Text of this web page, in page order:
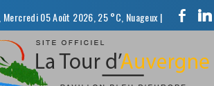
Mercredi 05 Août 2026, 25 °C, Nuageux |